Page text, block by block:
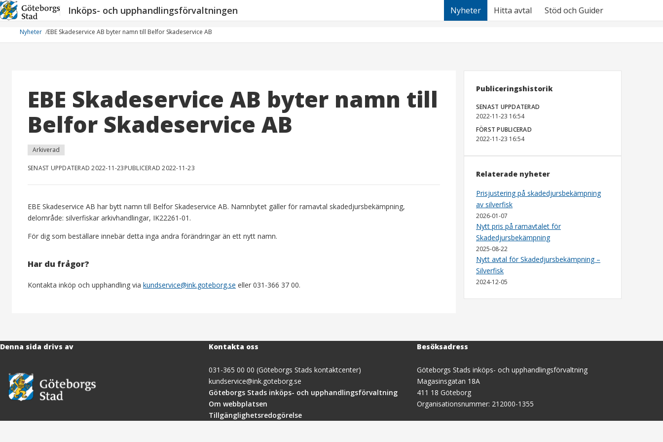
Hoppa
till
innehåll
Inköps- och upphandlingsförvaltningen Nyheter Hitta avtal Stöd och Guider
Nyheter EBE Skadeservice AB byter namn till Belfor Skadeservice AB
EBE Skadeservice AB byter namn till
Belfor Skadeservice AB
Arkiverad
SENAST UPPDATERAD 2022-11-23PUBLICERAD 2022-11-23
EBE Skadeservice AB har bytt namn till Belfor Skadeservice AB. Namnbytet gäller för ramavtal skadedjursbekämpning,
delområde: silverfiskar arkivhandlingar, IK22261-01.
För dig som beställare innebär detta inga andra förändringar än ett nytt namn.
Har du frågor?
Kontakta inköp och upphandling via kundservice@ink.goteborg.se eller 031-366 37 00.
Publiceringshistorik
SENAST UPPDATERAD
2022-11-23 16:54
FÖRST PUBLICERAD
2022-11-23 16:54
Relaterade nyheter
Prisjustering på skadedjursbekämpning
av silverfisk
2026-01-07
Nytt pris på ramavtalet för
Skadedjursbekämpning
2025-08-22
Nytt avtal för Skadedjursbekämpning –
Silverfisk
2024-12-05
Denna sida drivs av Kontakta oss
031-365 00 00 (Göteborgs Stads kontaktcenter)
kundservice@ink.goteborg.se
Göteborgs Stads inköps- och upphandlingsförvaltning(öppnas
Om webbplatsen
Tillgänglighetsredogörelse
Besöksadress
Göteborgs Stads inköps- och upphandlingsförvaltning
Magasinsgatan 18A
411 18 Göteborg
Organisationsnummer: 212000-1355